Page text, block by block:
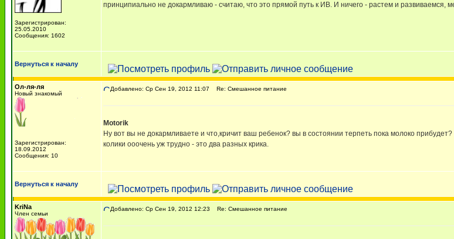
Зарегистрирован:
25.05.2010
Сообщения: 1602
принципиально не докармливаю - считаю, что это прямой путь к ИВ. И ничего - растем и развиваемся,
Вернуться к началу
Ол-ля-ля
Новый знакомый
Зарегистрирован:
18.09.2012
Сообщения: 10
Добавлено: Ср Сен 19, 2012 11:07 Re: Смешанное питание
Motorik
Ну вот вы не докармливаете и что,кричит ваш ребенок? вы в состоянии терпеть пока молоко
колики ооочень уж трудно - это два разных крика.
Вернуться к началу
KriNa
Член семьи
Добавлено: Ср Сен 19, 2012 12:23 Re: Смешанное питание